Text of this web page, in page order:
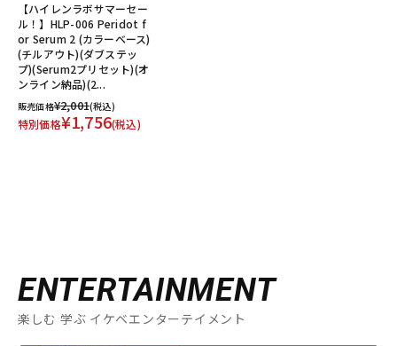
【ハイレンラボサマーセー
ル！】HLP-006 Peridot f
or Serum 2 (カラーベース)
(チルアウト)(ダブステッ
プ)(Serum2プリセット)(オ
ンライン納品)(2...
販売価格¥2,001(税込)
特別価格¥1,756(税込)
ENTERTAINMENT
楽しむ 学ぶ イケベエンターテイメント